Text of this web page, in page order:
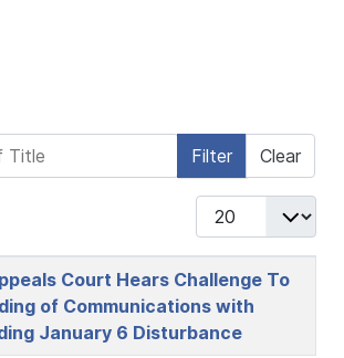
Filter Clear
Display #
Court Hears Challenge To
of Communications with
January 6 Disturbance